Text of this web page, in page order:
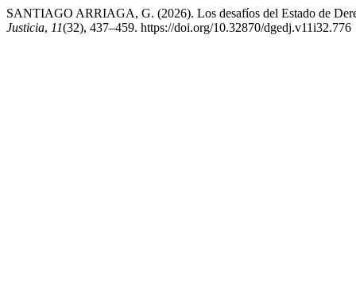
SANTIAGO ARRIAGA, G. (2026). Los desafíos del Estado de
Justicia, 11(32), 437–459. https://doi.org/10.32870/dgedj.v11i32.776